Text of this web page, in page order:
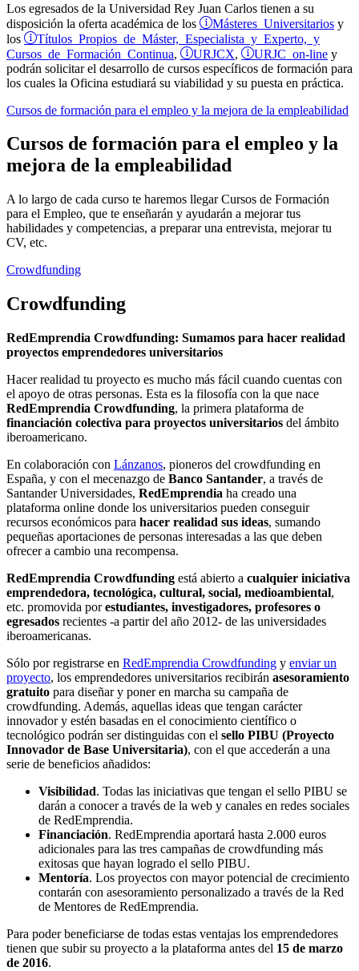
Los egresados de la Universidad Rey Juan Carlos tienen a su
disposición la oferta académica de los
Másteres Universitarios y
los
Títulos Propios de Máster, Especialista y Experto, y
Cursos de Formación Continua, URJCX, URJC on-line y
podrán solicitar el desarrollo de cursos específicos de formación para
los cuales la Oficina estudiará su viabilidad y su puesta en práctica.
Cursos de formación para el empleo y la mejora de la empleabilidad
Cursos de formación para el empleo y la
mejora de la empleabilidad
A lo largo de cada curso te haremos llegar Cursos de Formación
para el Empleo, que te enseñarán y ayudarán a mejorar tus
habilidades y competencias, a preparar una entrevista, mejorar tu
CV, etc.
Crowdfunding
Crowdfunding
RedEmprendia Crowdfunding: Sumamos para hacer realidad
proyectos emprendedores universitarios
Hacer realidad tu proyecto es mucho más fácil cuando cuentas con
el apoyo de otras personas. Esta es la filosofía con la que nace
RedEmprendia Crowdfunding, la primera plataforma de
financiación colectiva para proyectos universitarios del ámbito
iberoamericano.
En colaboración con Lánzanos, pioneros del crowdfunding en
España, y con el mecenazgo de Banco Santander, a través de
Santander Universidades, RedEmprendia ha creado una
plataforma online donde los universitarios pueden conseguir
recursos económicos para hacer realidad sus ideas, sumando
pequeñas aportaciones de personas interesadas a las que deben
ofrecer a cambio una recompensa.
RedEmprendia Crowdfunding está abierto a cualquier iniciativa
emprendedora, tecnológica, cultural, social, medioambiental,
etc. promovida porestudiantes, investigadores, profesores o
egresados recientes -a partir del año 2012- de las universidades
iberoamericanas.
Sólo por registrarse en RedEmprendia Crowdfunding y enviar un
proyecto, los emprendedores universitarios recibirán asesoramiento
gratuito para diseñar y poner en marcha su campaña de
crowdfunding. Además, aquellas ideas que tengan carácter
innovador y estén basadas en el conocimiento científico o
tecnológico podrán ser distinguidas con el sello PIBU (Proyecto
Innovador de Base Universitaria), con el que accederán a una
serie de beneficios añadidos:
Visibilidad. Todas las iniciativas que tengan el sello PIBU se
darán a conocer a través de la web y canales en redes sociales
de RedEmprendia.
Financiación. RedEmprendia aportará hasta 2.000 euros
adicionales para las tres campañas de crowdfunding más
exitosas que hayan logrado el sello PIBU.
Mentoría. Los proyectos con mayor potencial de crecimiento
contarán con asesoramiento personalizado a través de la Red
de Mentores de RedEmprendia.
Para poder beneficiarse de todas estas ventajas los emprendedores
tienen que subir su proyecto a la plataforma antes del 15 de marzo
de 2016.